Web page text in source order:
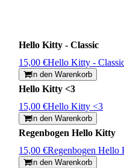
Hello Kitty - Classic
15,00 €Hello Kitty -
In den Warenkorb
Hello Kitty <3
15,00 €Hello Kitty <3
In den Warenkorb
Regenbogen Hello Kitty
15,00 €Regenbogen Hello
In den Warenkorb